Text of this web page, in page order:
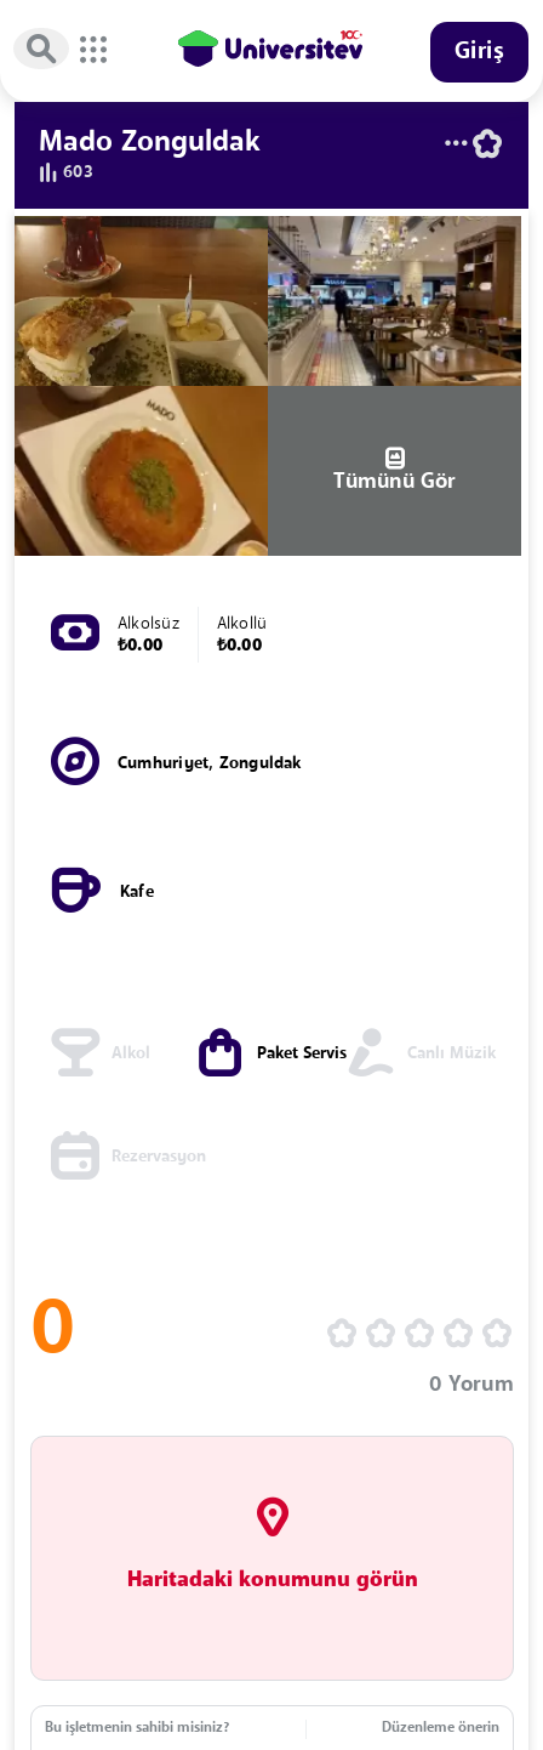
Giriş
Mado Zonguldak
603
Tümünü Gör
Alkolsüz
₺0.00
Alkollü
₺0.00
Cumhuriyet, Zonguldak
Kafe
Alkol Paket Servis Canlı Müzik
Rezervasyon
0
0 Yorum
Haritadaki konumunu görün
Bu işletmenin sahibi misiniz? Düzenleme önerin